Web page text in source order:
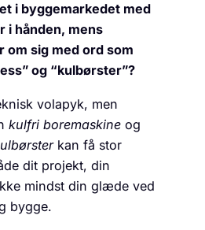
i byggemarkedet med
i hånden, mens
sig med ord som
og “kulbørster”?
volapyk, men
kulfri boremaskine og
kan få stor
dit projekt, din
mindst din glæde ved
bygge.